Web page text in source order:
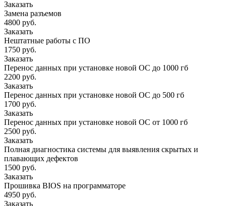
Заказать
Замена разъемов
4800 руб.
Заказать
Нештатные работы с ПО
1750 руб.
Заказать
Перенос данных при установке новой ОС до 1000 гб
2200 руб.
Заказать
Перенос данных при установке новой ОС до 500 гб
1700 руб.
Заказать
Перенос данных при установке новой ОС от 1000 гб
2500 руб.
Заказать
Полная диагностика системы для выявления скрытых и
плавающих дефектов
1500 руб.
Заказать
Прошивка BIOS на программаторе
4950 руб.
Заказать